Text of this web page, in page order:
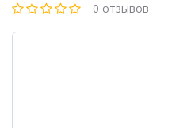
0 отзывов